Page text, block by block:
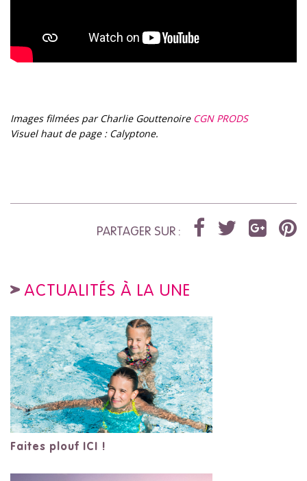
Images filmées par Charlie Gouttenoire CGN PRODS
Visuel haut de page : Calyptone.
PARTAGER SUR :
ACTUALITÉS À LA UNE
Faites plouf ICI !